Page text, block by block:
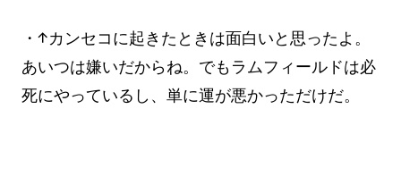
・↑カンセコに起きたときは面白いと思ったよ。
あいつは嫌いだからね。でもラムフィールドは必
死にやっているし、単に運が悪かっただけだ。